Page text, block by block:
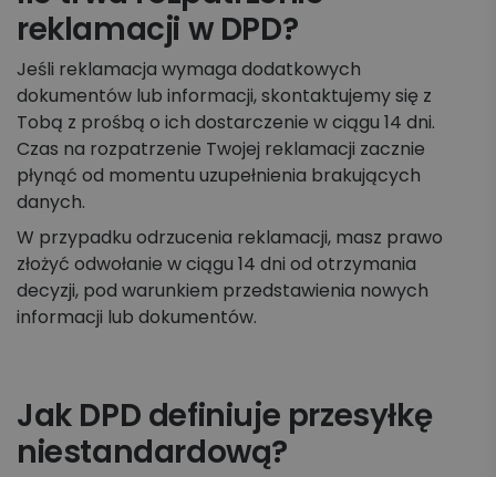
reklamacji w DPD?
Jeśli reklamacja wymaga dodatkowych
dokumentów lub informacji, skontaktujemy się z
Tobą z prośbą o ich dostarczenie w ciągu 14 dni.
Czas na rozpatrzenie Twojej reklamacji zacznie
płynąć od momentu uzupełnienia brakujących
danych.
W przypadku odrzucenia reklamacji, masz prawo
złożyć odwołanie w ciągu 14 dni od otrzymania
decyzji, pod warunkiem przedstawienia nowych
informacji lub dokumentów.
Jak DPD definiuje przesyłkę
niestandardową?